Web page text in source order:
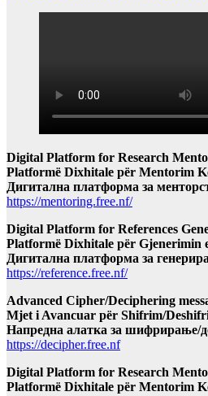
Digital Platform for Research
Platformë Dixhitale për Mentorim
Дигитална платформа за
https://mentoring.free.nf/
Digital Platform for References
Platformë Dixhitale për Gjenerimin
Дигитална платформа за
https://reference.free.nf/
Advanced Cipher/Deciphering
Mjet i Avancuar për Shifrim/
Напредна алатка за
https://decipher.free.nf
Digital Platform for Research
Platformë Dixhitale për Mentorim